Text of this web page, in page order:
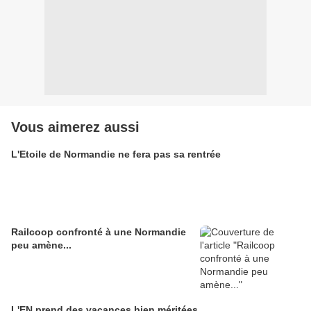
Vous aimerez aussi
L'Etoile de Normandie ne fera pas sa rentrée
Railcoop confronté à une Normandie
peu amène...